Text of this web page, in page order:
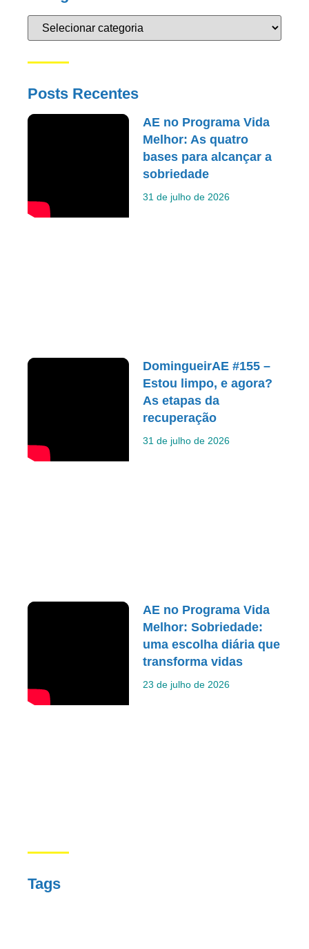
Posts Recentes
AE no Programa Vida
Melhor: As quatro
bases para alcançar a
sobriedade
31 de julho de 2026
DomingueirAE #155 –
Estou limpo, e agora?
As etapas da
recuperação
31 de julho de 2026
AE no Programa Vida
Melhor: Sobriedade:
uma escolha diária que
transforma vidas
23 de julho de 2026
Tags